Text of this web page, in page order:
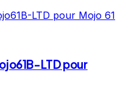
LTD pour